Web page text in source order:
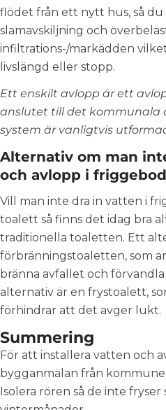
flödet från ett nytt hus, så du
slamavskiljning och
infiltrations-/markädden
livslängd eller stopp.
Ett enskilt avlopp är ett
anslutet till det kommunala
system är vanligtvis
Alternativ om man
och avlopp i
Vill man inte dra in vatten i
toalett så finns det idag bra
traditionella toaletten. Ett
förbränningstoaletten, som
bränna avfallet och
alternativ är en frystoalett,
förhindrar att det avger lukt.
Summering
För att installera vatten och
bygganmälan från
Isolera rören så de inte